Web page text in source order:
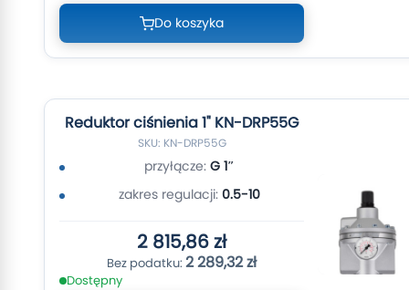
Do koszyka
Reduktor ciśnienia 1" KN-DRP55G
SKU: KN-DRP55G
przyłącze: G 1″
zakres regulacji: 0.5-10
2 815,86 zł
2 289,32 zł
Dostępny